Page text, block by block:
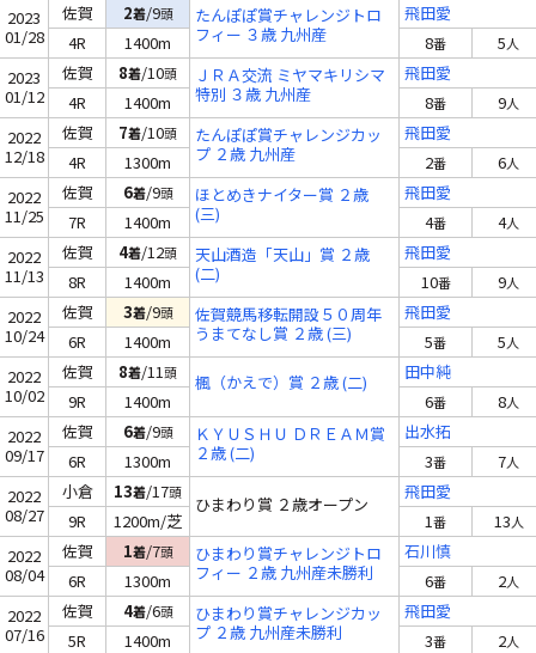
2023
01/28
佐賀 2着/9頭
たんぽぽ賞チャレンジトロ
フィー ３歳 九州産
飛田愛
4R
1400m 8番 5人
2023
01/12
佐賀 8着/10頭
ＪＲＡ交流 ミヤマキリシマ
特別 ３歳 九州産
飛田愛
4R
1400m 8番 9人
2022
12/18
佐賀 7着/10頭
たんぽぽ賞チャレンジカッ
プ ２歳 九州産
飛田愛
4R
1300m 2番 6人
2022
11/25
佐賀 6着/9頭
ほとめきナイター賞 ２歳
(三)
飛田愛
7R
1400m 4番 4人
2022
11/13
佐賀 4着/12頭
天山酒造「天山」賞 ２歳
(二)
飛田愛
8R
1400m 10番 9人
2022
10/24
佐賀 3着/9頭
佐賀競馬移転開設５０周年
うまてなし賞 ２歳 (三)
飛田愛
6R
1400m 5番 5人
2022
10/02
佐賀 8着/11頭 楓（かえで）賞 ２歳 (二)
田中純
9R
1400m 6番 8人
2022
09/17
佐賀 6着/9頭
ＫＹＵＳＨＵ ＤＲＥＡＭ賞
２歳 (二)
出水拓
6R
1300m 3番 7人
2022
08/27
小倉 13着/17頭
ひまわり賞 ２歳オープン
飛田愛
9R
1200m/芝 1番 13人
2022
08/04
佐賀 1着/7頭
ひまわり賞チャレンジトロ
フィー ２歳 九州産未勝利
石川慎
6R
1300m 6番 2人
2022
07/16
佐賀 4着/6頭
ひまわり賞チャレンジカッ
プ ２歳 九州産未勝利
飛田愛
5R
1400m 3番 2人